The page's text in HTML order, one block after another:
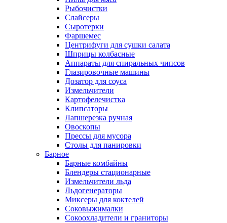
Рыбочистки
Слайсеры
Сыротерки
Фаршемес
Центрифуги для сушки салата
Шприцы колбасные
Аппараты для спиральных чипсов
Глазировочные машины
Дозатор для соуса
Измельчители
Картофелечистка
Клипсаторы
Лапшерезка ручная
Овоскопы
Прессы для мусора
Столы для панировки
Барное
Барные комбайны
Блендеры стационарные
Измельчители льда
Льдогенераторы
Миксеры для коктелей
Соковыжималки
Сокоохладители и граниторы